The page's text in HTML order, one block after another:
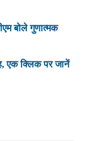
बोले गुणात्मक
एक क्लिक पर जानें